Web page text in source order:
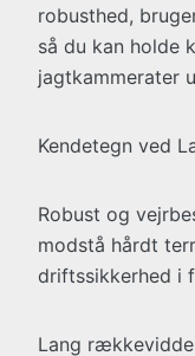
robusthed,
så du kan holde
jagtkammerater
Kendetegn ved
Robust og
modstå hårdt
driftssikkerhed i
Lang